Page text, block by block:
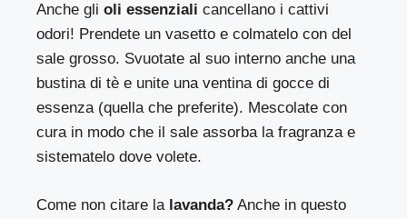
Anche glioli essenziali cancellano i cattivi
odori! Prendete un vasetto e colmatelo con del
sale grosso. Svuotate al suo interno anche una
bustina di tè e unite una ventina di gocce di
essenza (quella che preferite). Mescolate con
cura in modo che il sale assorba la fragranza e
sistematelo dove volete.
Come non citare la lavanda? Anche in questo